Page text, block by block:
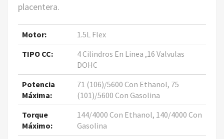
placentera.
Motor:
1.5L Flex
TIPO CC:
4 Cilindros En Linea ,16 Valvulas
DOHC
Potencia
Máxima:
71 (106)/5600 Con Ethanol, 75
(101)/5600 Con Gasolina
Torque
Máximo:
144/4000 Con Ethanol, 140/4000 Con
Gasolina